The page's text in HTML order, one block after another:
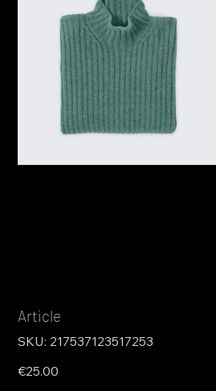
Article
SKU: SKU
217537123517253
217537123517253
Price
€25.00